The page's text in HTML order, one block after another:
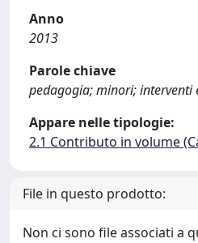
Anno
2013
Parole chiave
pedagogia; minori; interventi
Appare nelle tipologie:
2.1 Contributo in volume
File in questo prodotto:
Non ci sono file associati a